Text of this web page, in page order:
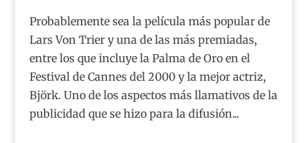
Probablemente sea la película más popular de
Lars Von Trier y una de las más premiadas,
entre los que incluye la Palma de Oro en el
Festival de Cannes del 2000 y la mejor actriz,
Björk. Uno de los aspectos más llamativos de la
publicidad que se hizo para la difusión...